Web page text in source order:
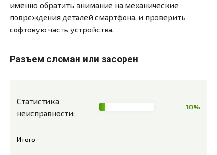
именно обратить внимание на механические
повреждения деталей смартфона, и проверить
софтовую часть устройства.
Разъем сломан или засорен
Статистика
неисправности:
10%
Итого